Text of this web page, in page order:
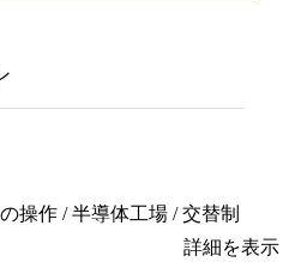
操作 / 半導体工場 / 交替制
詳細を表示